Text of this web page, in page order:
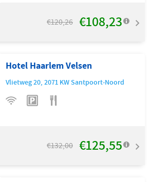
€120,26 €108,23
Hotel Haarlem Velsen
Vlietweg 20,2071 KWSantpoort-Noord
€132,00 €125,55